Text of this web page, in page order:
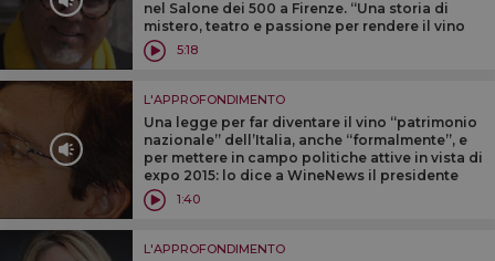
nel Salone dei 500 a Firenze. “Una storia di
mistero, teatro e passione per rendere il vino
più accessibile a tutti. E con tanti importanti
territori d’Italia”
5:18
L'APPROFONDIMENTO
Una legge per far diventare il vino “patrimonio
nazionale” dell’Italia, anche “formalmente”, e
per mettere in campo politiche attive in vista di
expo 2015: lo dice a WineNews il presidente
della Commissione Agricoltura alla Camera
Luca Sani
1:40
L'APPROFONDIMENTO